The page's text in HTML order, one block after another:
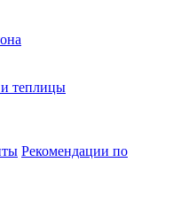
теплицы
Рекомендации по